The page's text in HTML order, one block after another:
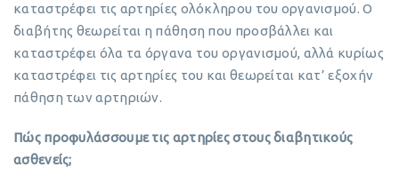
καταστρέφει τις αρτηρίες ολόκληρου του οργανισμού. Ο
διαβήτης θεωρείται η πάθηση που προσβάλλει και
καταστρέφει όλα τα όργανα του οργανισμού, αλλά κυρίως
καταστρέφει τις αρτηρίες του και θεωρείται κατ’ εξοχήν
πάθηση των αρτηριών.
Πώς προφυλάσσουμε τις αρτηρίες στους διαβητικούς
ασθενείς;